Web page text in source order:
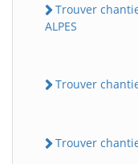
Trouver
ALPES
Trouver
Trouver